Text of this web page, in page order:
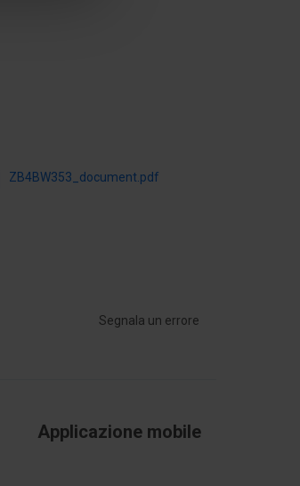
ZB4BW353_document.pdf
Segnala un errore
Applicazione mobile